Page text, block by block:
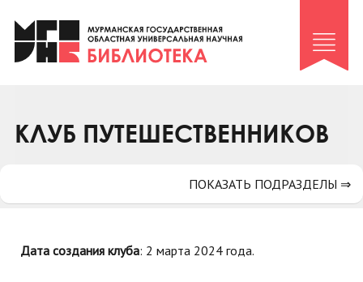
Клуб «Гиря и сельдерей»
Клуб «Семейный архив»
Коллегам
КЛУБ ПУТЕШЕСТВЕННИКОВ
Дата создания клуба: 2 марта 2024 года.
ПОКАЗАТЬ ПОДРАЗДЕЛЫ ⇒